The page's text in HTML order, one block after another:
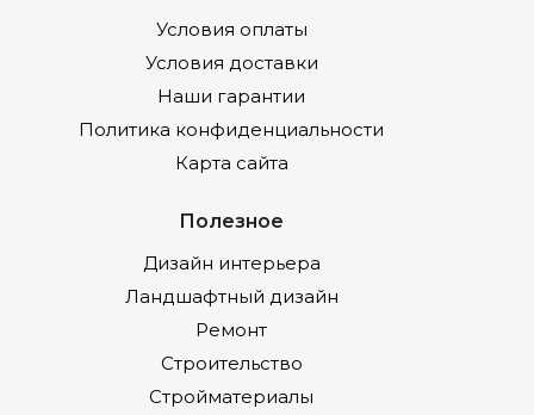
Условия оплаты
Условия доставки
Наши гарантии
Политика конфиденциальности
Карта сайта
Полезное
Дизайн интерьера
Ландшафтный дизайн
Ремонт
Строительство
Стройматериалы